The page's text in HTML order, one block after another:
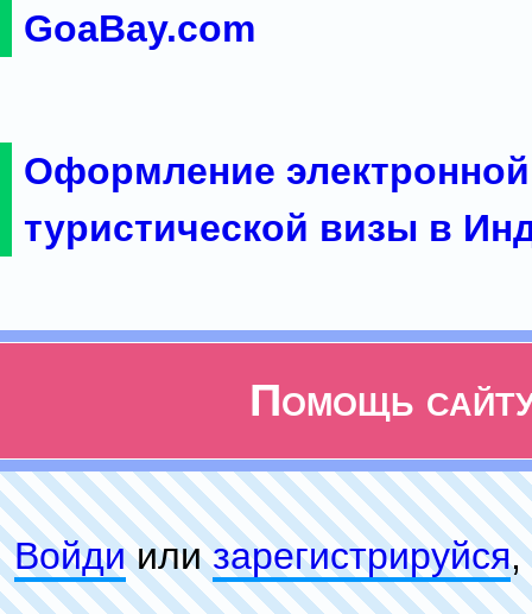
GoaBay.com
Оформление электронной
туристической визы в
Помощь
Войдиилизарeгиcтpируйся,